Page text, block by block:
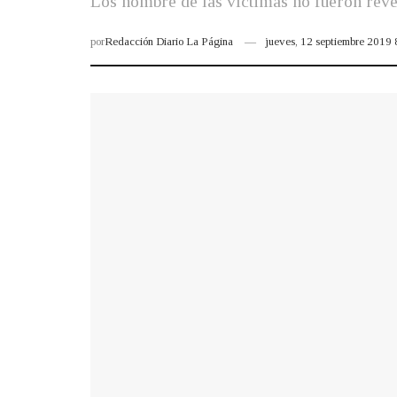
porRedacción Diario La Página jueves, 12 septiembre 2019